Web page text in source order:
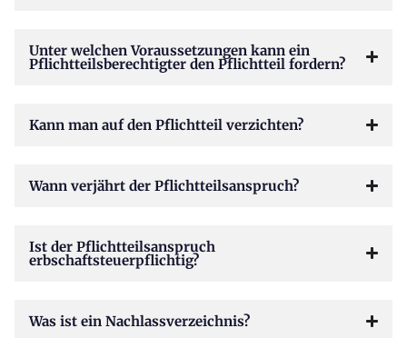
Unter welchen Voraussetzungen kann ein
Pflichtteilsberechtigter den Pflichtteil fordern?
Kann man auf den Pflichtteil verzichten?
Wann verjährt der Pflichtteilsanspruch?
Ist der Pflichtteilsanspruch
erbschaftsteuerpflichtig?
Was ist ein Nachlassverzeichnis?